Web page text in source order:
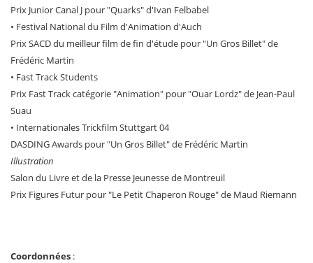
Prix Junior Canal J pour "Quarks" d'Ivan Felbabel
• Festival National du Film d'Animation d'Auch
Prix SACD du meilleur film de fin d'étude pour "Un Gros Billet" de
Frédéric Martin
• Fast Track Students
Prix Fast Track catégorie "Animation" pour "Ouar Lordz" de Jean-Paul
Suau
• Internationales Trickfilm Stuttgart 04
DASDING Awards pour "Un Gros Billet" de Frédéric Martin
Illustration
Salon du Livre et de la Presse Jeunesse de Montreuil
Prix Figures Futur pour "Le Petit Chaperon Rouge" de Maud Riemann
Coordonnées :